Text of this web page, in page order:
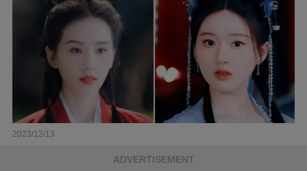
2023/12/13
ADVERTISEMENT